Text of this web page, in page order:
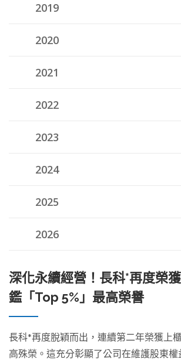
2019
2020
2021
2022
2023
2024
2025
2026
深化永續經營！長科*再度榮
鑑「Top 5%」最高榮譽
長科*再度脫穎而出，連續第二年榮獲上
高殊榮。這充分彰顯了公司在維護股東